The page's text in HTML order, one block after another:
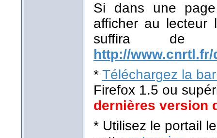
Si dans une
afficher au lecteur
suffira de
http://
* Téléchargez la
Firefox 1.5 ou
dernières version
* Utilisez le portail